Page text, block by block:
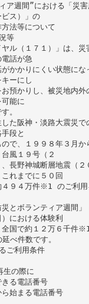
ア週間”における「災害
ビス）」の
法等について
等
ヤル（１７１）」は、
話が急
かかりにくい状態にな
ーにし
預かりし、被災地内外
能に
。
した阪神・淡路大震災
段と
で、１９９８年３月
風１９号（２
、長野神城断層地震（
れまでに５０回
４９４万件※1 のご利用
とボランティア週間」
における体験利
全国で約１２万６千件
べ件数です。
ご利用条件
の際に
る電話番号
始まる電話番号